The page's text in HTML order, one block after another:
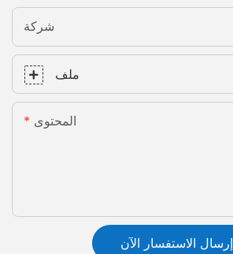
شركة
ملف
المحتوى
إرسال الاستفسار الآن